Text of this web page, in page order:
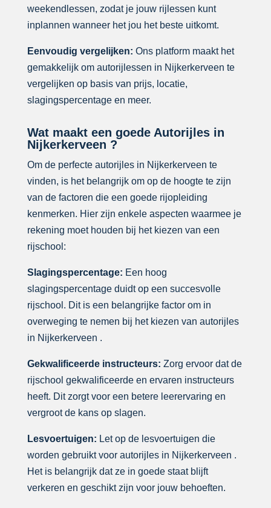
weekendlessen, zodat je jouw rijlessen kunt
inplannen wanneer het jou het beste uitkomt.
Eenvoudig vergelijken: Ons platform maakt het
gemakkelijk om autorijlessen in Nijkerkerveen te
vergelijken op basis van prijs, locatie,
slagingspercentage en meer.
Wat maakt een goede Autorijles in
Nijkerkerveen ?
Om de perfecte autorijles in Nijkerkerveen te
vinden, is het belangrijk om op de hoogte te zijn
van de factoren die een goede rijopleiding
kenmerken. Hier zijn enkele aspecten waarmee je
rekening moet houden bij het kiezen van een
rijschool:
Slagingspercentage: Een hoog
slagingspercentage duidt op een succesvolle
rijschool. Dit is een belangrijke factor om in
overweging te nemen bij het kiezen van autorijles
in Nijkerkerveen .
Gekwalificeerde instructeurs: Zorg ervoor dat de
rijschool gekwalificeerde en ervaren instructeurs
heeft. Dit zorgt voor een betere leerervaring en
vergroot de kans op slagen.
Lesvoertuigen: Let op de lesvoertuigen die
worden gebruikt voor autorijles in Nijkerkerveen .
Het is belangrijk dat ze in goede staat blijft
verkeren en geschikt zijn voor jouw behoeften.